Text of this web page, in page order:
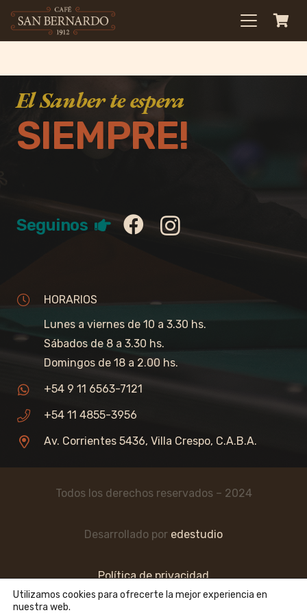
El Sanber te espera
SIEMPRE!
Seguinos
HORARIOS
Lunes a viernes de 10 a 3.30 hs.
Sábados de 8 a 3.30 hs.
Domingos de 18 a 2.00 hs.
+54 9 11 6563-7121
+54 11 4855-3956
Av. Corrientes 5436, Villa Crespo, C.A.B.A.
Todos los derechos reservados – 2024
Desarrollado por edestudio
Política de privacidad
Utilizamos cookies para ofrecerte la mejor experiencia en
nuestra web.